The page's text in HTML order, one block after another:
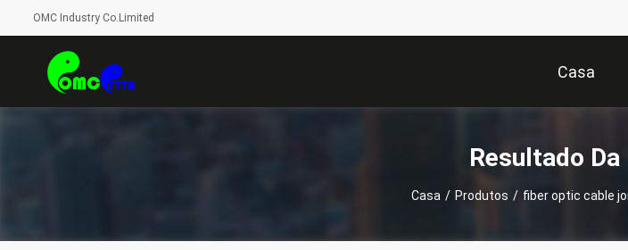
OMC Industry Co.Limited
Casa
Resultado
Casa / Produtos / fiber optic cable